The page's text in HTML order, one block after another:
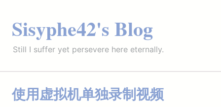
Sisyphe42's Blog
Still I suffer yet persevere here eternally.
使用虚拟机单独录制视频